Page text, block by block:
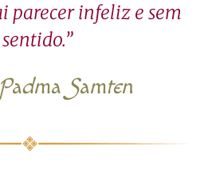
parecer infeliz e sem
sentido.”
Samten